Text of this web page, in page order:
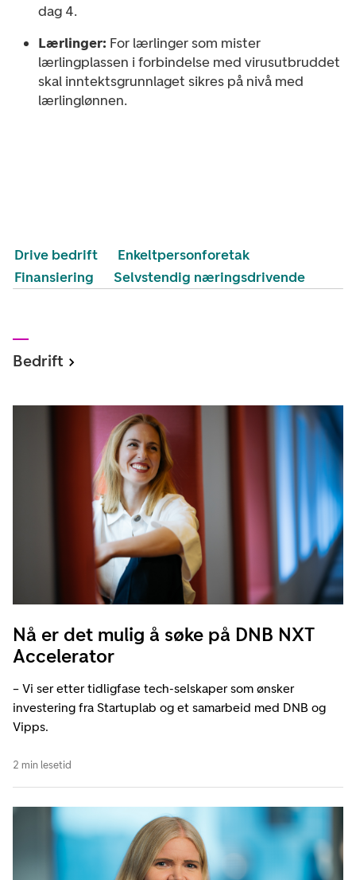
dag 4.
Lærlinger: For lærlinger som mister
lærlingplassen i forbindelse med virusutbruddet
skal inntektsgrunnlaget sikres på nivå med
lærlinglønnen.
Drive bedrift
Enkeltpersonforetak
Finansiering
Selvstendig næringsdrivende
Bedrift
Nå er det mulig å søke på DNB NXT
Accelerator
– Vi ser etter tidligfase tech-selskaper som ønsker
investering fra Startuplab og et samarbeid med DNB og
Vipps.
2 min lesetid